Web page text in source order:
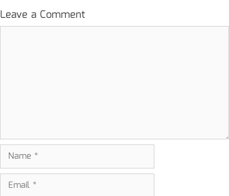
Leave a Comment
Name
Email